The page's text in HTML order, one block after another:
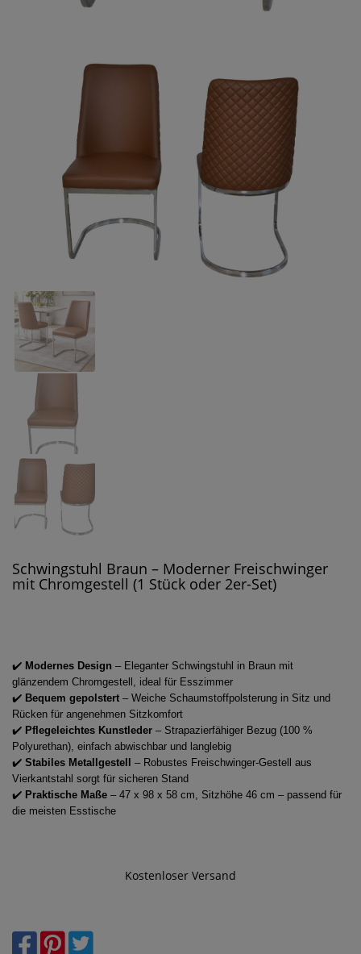
Schwingstuhl Braun – Moderner Freischwinger
mit Chromgestell (1 Stück oder 2er-Set)
✔️ Modernes Design – Eleganter Schwingstuhl in Braun mit
glänzendem Chromgestell, ideal für Esszimmer
✔️ Bequem gepolstert – Weiche Schaumstoffpolsterung in Sitz und
Rücken für angenehmen Sitzkomfort
✔️ Pflegeleichtes Kunstleder – Strapazierfähiger Bezug (100 %
Polyurethan), einfach abwischbar und langlebig
✔️ Stabiles Metallgestell – Robustes Freischwinger-Gestell aus
Vierkantstahl sorgt für sicheren Stand
✔️ Praktische Maße – 47 x 98 x 58 cm, Sitzhöhe 46 cm – passend für
die meisten Esstische
Kostenloser Versand